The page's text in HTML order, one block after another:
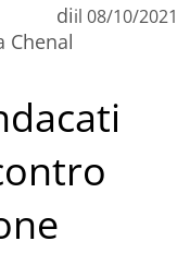
di
Chenal
il 08/10/2021